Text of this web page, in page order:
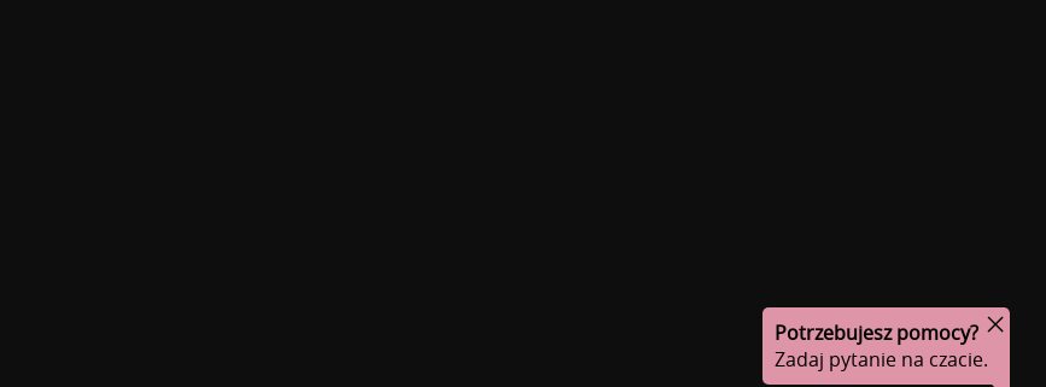
Potrzebujesz pomocy?
Zadaj pytanie na czacie.